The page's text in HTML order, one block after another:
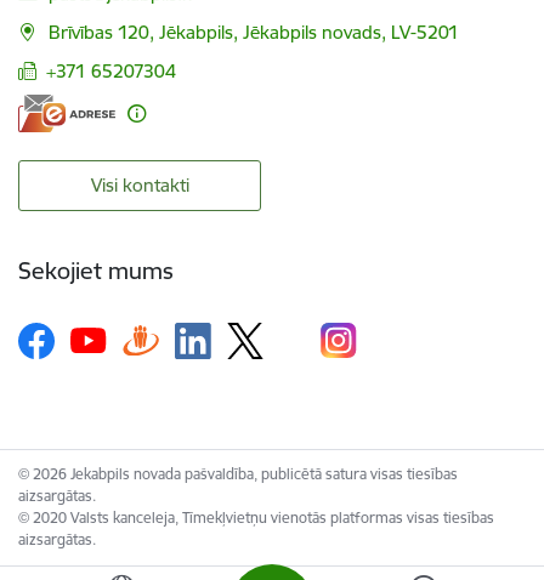
Brīvības 120, Jēkabpils, Jēkabpils novads, LV-5201
+371 65207304
Visi kontakti
Sekojiet mums
© 2026 Jekabpils novada pašvaldība, publicētā satura visas tiesības
aizsargātas.
© 2020 Valsts kanceleja, Tīmekļvietņu vienotās platformas visas tiesības
aizsargātas.